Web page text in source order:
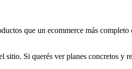
que un ecommerce más
Si querés ver planes concretos y